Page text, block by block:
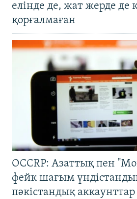
елінде де, жат жерде де
қорғалмаған
OCCRP: Азаттық пен
фейк шағым
пәкістандық